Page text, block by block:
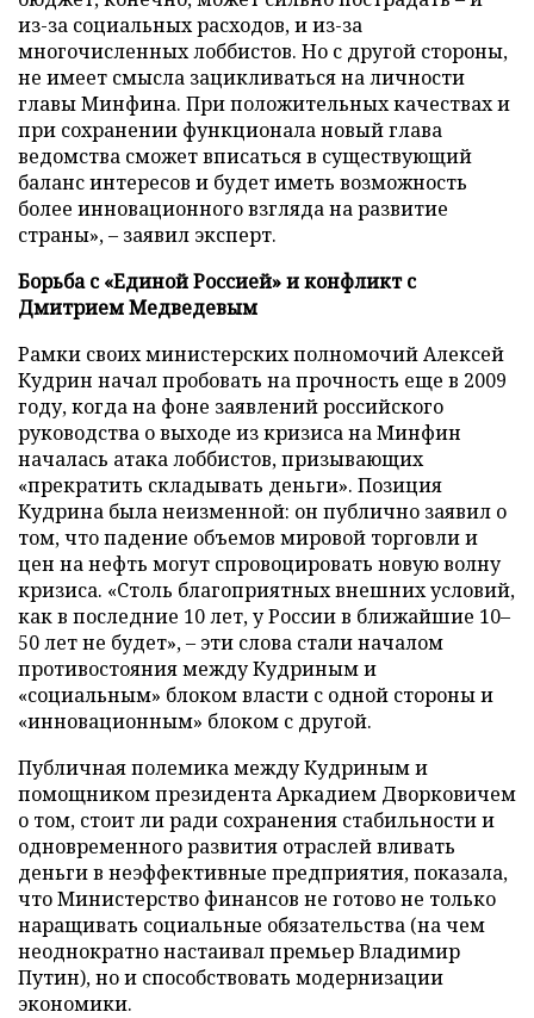
из-за социальных расходов, и из-за
многочисленных лоббистов. Но с другой стороны,
не имеет смысла зацикливаться на личности
главы Минфина. При положительных качествах и
при сохранении функционала новый глава
ведомства сможет вписаться в существующий
баланс интересов и будет иметь возможность
более инновационного взгляда на развитие
страны», – заявил эксперт.
Борьба с «Единой Россией» и конфликт с
Дмитрием Медведевым
Рамки своих министерских полномочий Алексей
Кудрин начал пробовать на прочность еще в 2009
году, когда на фоне заявлений российского
руководства о выходе из кризиса на Минфин
началась атака лоббистов, призывающих
«прекратить складывать деньги». Позиция
Кудрина была неизменной: он публично заявил о
том, что падение объемов мировой торговли и
цен на нефть могут спровоцировать новую волну
кризиса. «Столь благоприятных внешних условий,
как в последние 10 лет, у России в ближайшие 10–
50 лет не будет», – эти слова стали началом
противостояния между Кудриным и
«социальным» блоком власти с одной стороны и
«инновационным» блоком с другой.
Публичная полемика между Кудриным и
помощником президента Аркадием Дворковичем
о том, стоит ли ради сохранения стабильности и
одновременного развития отраслей вливать
деньги в неэффективные предприятия, показала,
что Министерство финансов не готово не только
наращивать социальные обязательства (на чем
неоднократно настаивал премьер Владимир
Путин), но и способствовать модернизации
экономики.